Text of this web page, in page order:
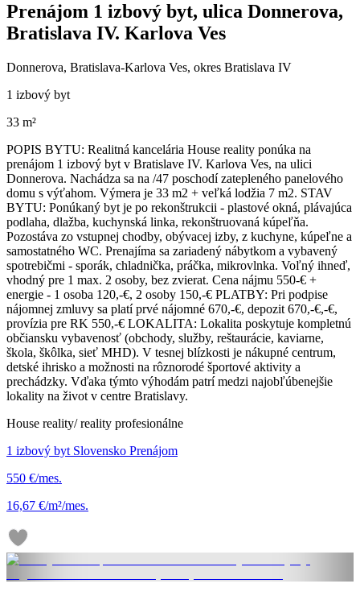
Prenájom 1 izbový byt, ulica Donnerova,
Bratislava IV. Karlova Ves
Donnerova, Bratislava-Karlova Ves, okres Bratislava IV
1 izbový byt
33 m²
POPIS BYTU: Realitná kancelária House reality ponúka na
prenájom 1 izbový byt v Bratislave IV. Karlova Ves, na ulici
Donnerova. Nachádza sa na /47 poschodí zatepleného panelového
domu s výťahom. Výmera je 33 m2 + veľká lodžia 7 m2. STAV
BYTU: Ponúkaný byt je po rekonštrukcii - plastové okná, plávajúca
podlaha, dlažba, kuchynská linka, rekonštruovaná kúpeľňa.
Pozostáva zo vstupnej chodby, obývacej izby, z kuchyne, kúpeľne a
samostatného WC. Prenajíma sa zariadený nábytkom a vybavený
spotrebičmi - sporák, chladnička, práčka, mikrovlnka. Voľný ihneď,
vhodný pre 1 max. 2 osoby, bez zvierat. Cena nájmu 550-€ +
energie - 1 osoba 120,-€, 2 osoby 150,-€ PLATBY: Pri podpise
nájomnej zmluvy sa platí prvé nájomné 670,-€, depozit 670,-€,-€,
provízia pre RK 550,-€ LOKALITA: Lokalita poskytuje kompletnú
občiansku vybavenosť (obchody, služby, reštaurácie, kaviarne,
škola, škôlka, sieť MHD). V tesnej blízkosti je nákupné centrum,
detské ihrisko a možnosti na rôznorodé športové aktivity a
prechádzky. Vďaka týmto výhodám patrí medzi najobľúbenejšie
lokality na život v centre Bratislavy.
House reality/ reality profesionálne
1 izbový byt Slovensko Prenájom
550 €/mes.
16,67 €/m²/mes.